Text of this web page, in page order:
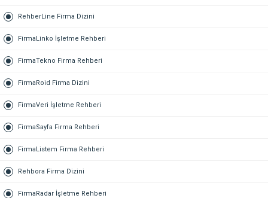
RehberLine Firma Dizini
FirmaLinko İşletme Rehberi
FirmaTekno Firma Rehberi
FirmaRoid Firma Dizini
FirmaVeri İşletme Rehberi
FirmaSayfa Firma Rehberi
FirmaListem Firma Rehberi
Rehbora Firma Dizini
FirmaRadar İşletme Rehberi